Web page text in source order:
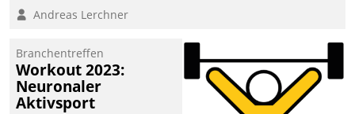
Andreas Lerchner
Branchentreffen
Workout 2023:
Neuronaler
Aktivsport